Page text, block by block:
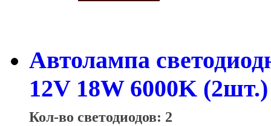
Автолампа
12V 18W 6000K (2шт.)
Кол-во светодиодов: 2